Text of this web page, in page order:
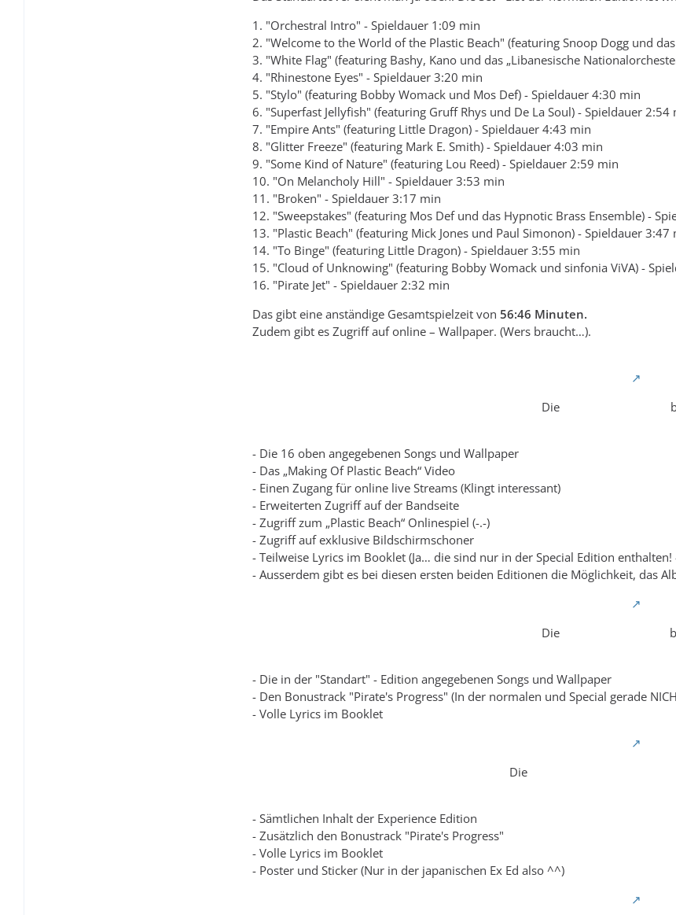
1. "Orchestral Intro" - Spieldauer 1:09 min
2. "Welcome to the World of the Plastic Beach" (featuring Snoop Dogg und
3. "White Flag" (featuring Bashy, Kano und das „Libanesische
4. "Rhinestone Eyes" - Spieldauer 3:20 min
5. "Stylo" (featuring Bobby Womack und Mos Def) - Spieldauer 4:30 min
6. "Superfast Jellyfish" (featuring Gruff Rhys und De La Soul) - Spieldauer 2:54
7. "Empire Ants" (featuring Little Dragon) - Spieldauer 4:43 min
8. "Glitter Freeze" (featuring Mark E. Smith) - Spieldauer 4:03 min
9. "Some Kind of Nature" (featuring Lou Reed) - Spieldauer 2:59 min
10. "On Melancholy Hill" - Spieldauer 3:53 min
11. "Broken" - Spieldauer 3:17 min
12. "Sweepstakes" (featuring Mos Def und das Hypnotic Brass Ensemble) -
13. "Plastic Beach" (featuring Mick Jones und Paul Simonon) - Spieldauer 3:47
14. "To Binge" (featuring Little Dragon) - Spieldauer 3:55 min
15. "Cloud of Unknowing" (featuring Bobby Womack und sinfonia ViVA) -
16. "Pirate Jet" - Spieldauer 2:32 min
Das gibt eine anständige Gesamtspielzeit von 56:46 Minuten.
Zudem gibt es Zugriff auf online – Wallpaper. (Wers braucht…).
Die
- Die 16 oben angegebenen Songs und Wallpaper
- Das „Making Of Plastic Beach“ Video
- Einen Zugang für online live Streams (Klingt interessant)
- Erweiterten Zugriff auf der Bandseite
- Zugriff zum „Plastic Beach“ Onlinespiel (-.-)
- Zugriff auf exklusive Bildschirmschoner
- Teilweise Lyrics im Booklet (Ja… die sind nur in der Special Edition enthalten!
- Ausserdem gibt es bei diesen ersten beiden Editionen die Möglichkeit, das
Die
- Die in der "Standart" - Edition angegebenen Songs und Wallpaper
- Den Bonustrack "Pirate's Progress" (In der normalen und Special gerade
- Volle Lyrics im Booklet
Die
- Sämtlichen Inhalt der Experience Edition
- Zusätzlich den Bonustrack "Pirate's Progress"
- Volle Lyrics im Booklet
- Poster und Sticker (Nur in der japanischen Ex Ed also ^^)